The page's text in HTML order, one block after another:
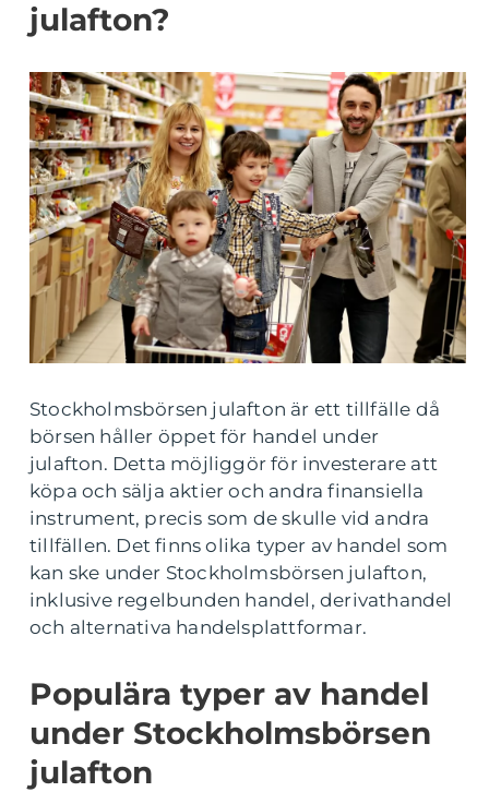
julafton?
Stockholmsbörsen julafton är ett tillfälle då
börsen håller öppet för handel under
julafton. Detta möjliggör för investerare att
köpa och sälja aktier och andra finansiella
instrument, precis som de skulle vid andra
tillfällen. Det finns olika typer av handel som
kan ske under Stockholmsbörsen julafton,
inklusive regelbunden handel, derivathandel
och alternativa handelsplattformar.
Populära typer av handel
under Stockholmsbörsen
julafton